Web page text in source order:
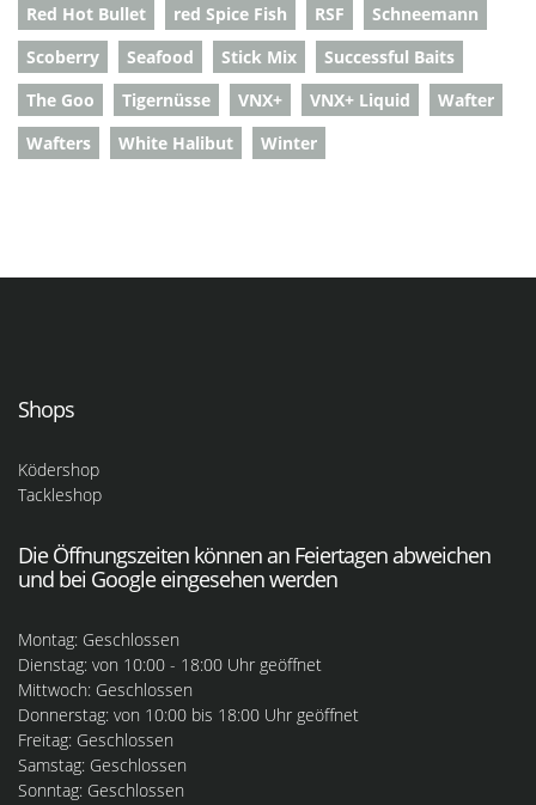
Red Hot Bullet
red Spice Fish RSF
Schneemann
Scoberry
Seafood Stick Mix
Successful Baits
The Goo
Tigernüsse VNX+ VNX+ Liquid
Wafter
Wafters
White Halibut Winter
Shops
Ködershop
Tackleshop
Die Öffnungszeiten können an Feiertagen abweichen
und bei Google eingesehen werden
Montag: Geschlossen
Dienstag: von 10:00 - 18:00 Uhr geöffnet
Mittwoch: Geschlossen
Donnerstag: von 10:00 bis 18:00 Uhr geöffnet
Freitag: Geschlossen
Samstag: Geschlossen
Sonntag: Geschlossen